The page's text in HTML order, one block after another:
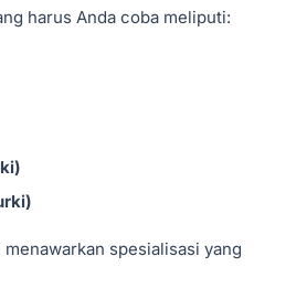
harus Anda coba meliputi:
spesialisasi yang